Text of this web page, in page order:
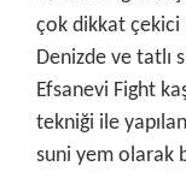
çok dikkat çekici
Denizde ve tatlı
Efsanevi Fight
tekniği ile
suni yem olarak